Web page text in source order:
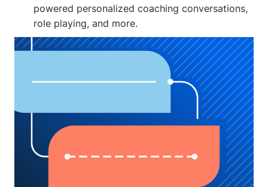
powered personalized coaching conversations,
role playing, and more.